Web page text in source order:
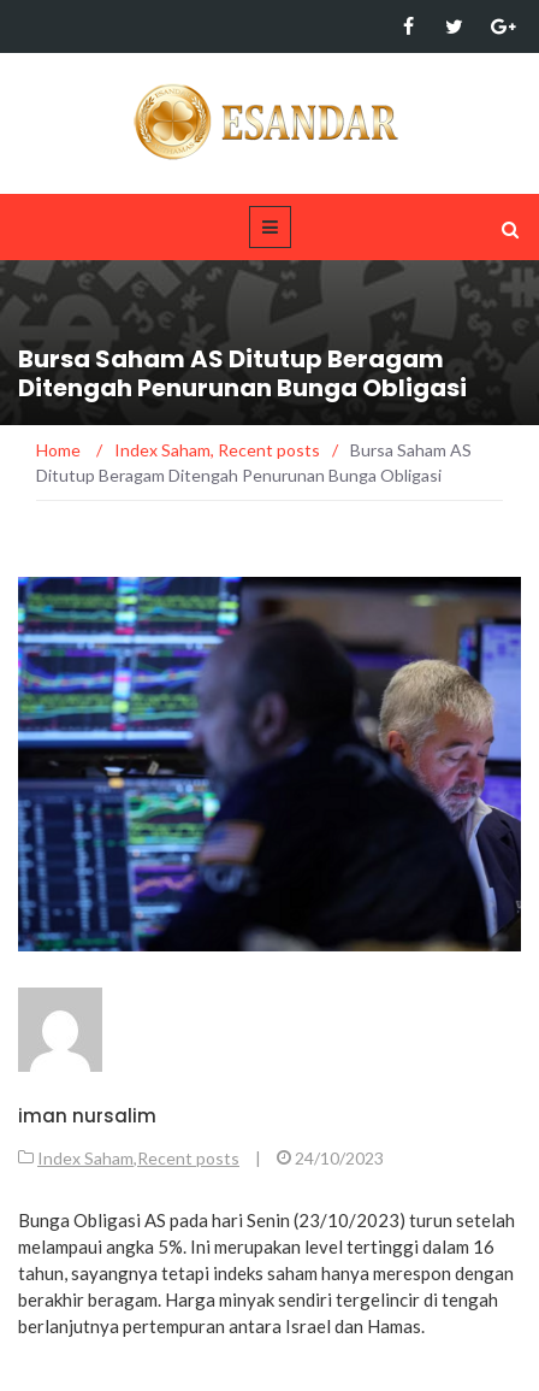
Bursa Saham AS Ditutup Beragam
Ditengah Penurunan Bunga Obligasi
Home / Index Saham, Recent posts / Bursa Saham AS
Ditutup Beragam Ditengah Penurunan Bunga Obligasi
iman nursalim
Index Saham,Recent posts | 24/10/2023
Bunga Obligasi AS pada hari Senin (23/10/2023) turun setelah
melampaui angka 5%. Ini merupakan level tertinggi dalam 16
tahun, sayangnya tetapi indeks saham hanya merespon dengan
berakhir beragam. Harga minyak sendiri tergelincir di tengah
berlanjutnya pertempuran antara Israel dan Hamas.